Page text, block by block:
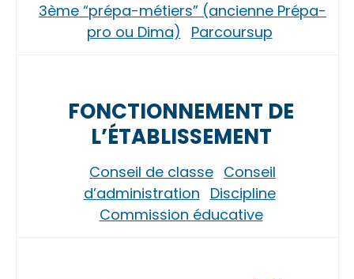
3ème “prépa-métiers” (ancienne Prépa-
pro ou Dima)
Parcoursup
FONCTIONNEMENT DE
L’ÉTABLISSEMENT
Conseil de classe Conseil
d’administration Discipline
Commission éducative